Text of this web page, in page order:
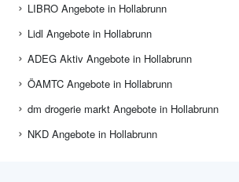
LIBRO Angebote in Hollabrunn
Lidl Angebote in Hollabrunn
ADEG Aktiv Angebote in Hollabrunn
ÖAMTC Angebote in Hollabrunn
dm drogerie markt Angebote in Hollabrunn
NKD Angebote in Hollabrunn